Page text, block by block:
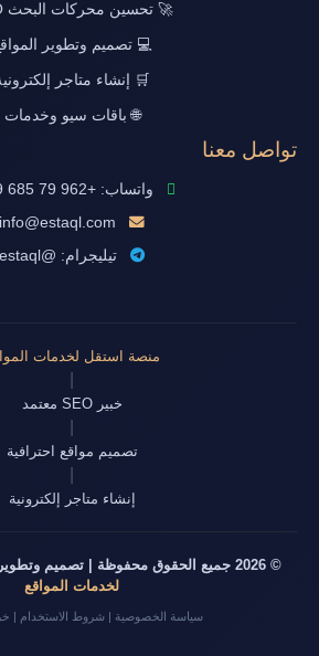
🚀 تحسين محركات البحث SEO
💻 تصميم وتطوير
🛒 إنشاء متاجر
🌐 باقات سيو وخدمات
تواصل معنا
واتساب: +962 79 685 8019
info@estaql.com
تيليجرام: @estaql
منصة استقل لخدمات
خبير SEO معتمد
تصميم مواقع احترافية
إنشاء متاجر إلكترونية
© 2026 جميع الحقوق محفوظة | تصميم وتطوير بواسطة
لخدمات المواقع
سياسة الخصوصية | شروط الاستخدام |